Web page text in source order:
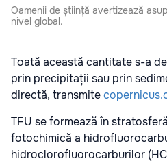
Oamenii de știință avertizează
nivel global.
Toată această cantitate s-a
prin precipitații sau prin
directă, transmite
TFU se formează în
fotochimică a
hidroclorofluorocarburilor